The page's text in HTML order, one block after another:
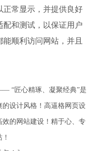
正常显示，并提供良好
配和测试，以保证用户
顺利访问网站，并且
“匠心精琢、凝聚经典”是
设计风格！高逼格网页设
的网站建设！精于心、专